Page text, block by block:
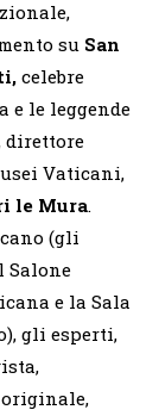
su San
celebre
e le leggende
direttore
Vaticani,
le Mura.
(gli
Salone
e la Sala
gli esperti,